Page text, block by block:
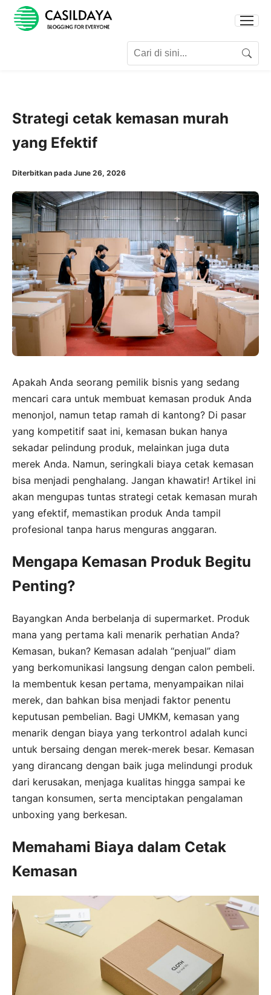
Search
Strategi cetak kemasan murah
yang Efektif
Diterbitkan pada June 26, 2026
Apakah Anda seorang pemilik bisnis yang sedang
mencari cara untuk membuat kemasan produk Anda
menonjol, namun tetap ramah di kantong? Di pasar
yang kompetitif saat ini, kemasan bukan hanya
sekadar pelindung produk, melainkan juga duta
merek Anda. Namun, seringkali biaya cetak kemasan
bisa menjadi penghalang. Jangan khawatir! Artikel ini
akan mengupas tuntas strategi cetak kemasan murah
yang efektif, memastikan produk Anda tampil
profesional tanpa harus menguras anggaran.
Mengapa Kemasan Produk Begitu
Penting?
Bayangkan Anda berbelanja di supermarket. Produk
mana yang pertama kali menarik perhatian Anda?
Kemasan, bukan? Kemasan adalah “penjual” diam
yang berkomunikasi langsung dengan calon pembeli.
Ia membentuk kesan pertama, menyampaikan nilai
merek, dan bahkan bisa menjadi faktor penentu
keputusan pembelian. Bagi UMKM, kemasan yang
menarik dengan biaya yang terkontrol adalah kunci
untuk bersaing dengan merek-merek besar. Kemasan
yang dirancang dengan baik juga melindungi produk
dari kerusakan, menjaga kualitas hingga sampai ke
tangan konsumen, serta menciptakan pengalaman
unboxing yang berkesan.
Memahami Biaya dalam Cetak
Kemasan